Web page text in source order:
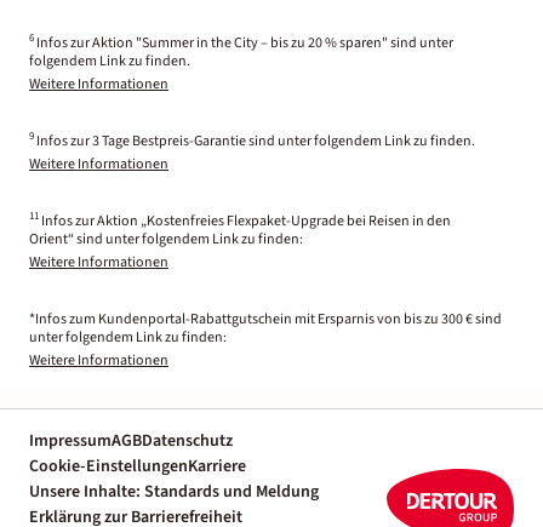
6 Infos zur Aktion "Summer in the City – bis zu 20 % sparen" sind unter
folgendem Link zu finden.
Weitere Informationen
9 Infos zur 3 Tage Bestpreis-Garantie sind unter folgendem Link zu finden.
Weitere Informationen
11 Infos zur Aktion „Kostenfreies Flexpaket-Upgrade bei Reisen in den
Orient“ sind unter folgendem Link zu finden:
Weitere Informationen
*Infos zum Kundenportal-Rabattgutschein mit Ersparnis von bis zu 300 € sind
unter folgendem Link zu finden:
Weitere Informationen
ImpressumAGBDatenschutz
Cookie-EinstellungenKarriere
Unsere Inhalte: Standards und Meldung
Erklärung zur Barrierefreiheit